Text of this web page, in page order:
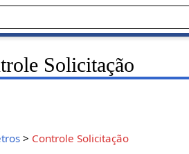
Solicitação
> Controle Solicitação